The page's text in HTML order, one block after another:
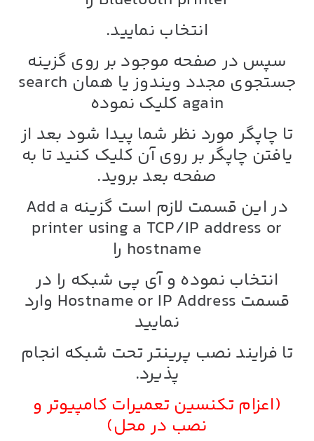
انتخاب نمایید.
سپس در صفحه موجود بر روی گزینه
جستجوی مجدد ویندوز یا همان search
again کلیک نموده
تا چاپگر مورد نظر شما پیدا شود بعد از
یافتن چاپگر بر روی آن کلیک کنید تا به
صفحه بعد بروید.
در این قسمت لازم است گزینه Add a
printer using a TCP/IP address or
hostname را
انتخاب نموده و آی پی شبکه را در
قسمت Hostname or IP Address وارد
نمایید
تا فرایند نصب پرینتر تحت شبکه انجام
پذیرد.
(اعزام تکنسین تعمیرات کامپیوتر و
نصب در محل)